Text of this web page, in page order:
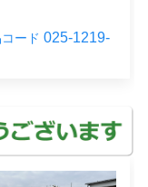
ード 025-1219-